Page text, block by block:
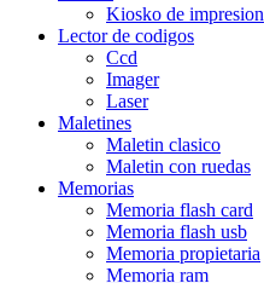
Kiosko de impresion
Lector de codigos
Ccd
Imager
Laser
Maletines
Maletin clasico
Maletin con ruedas
Memorias
Memoria flash card
Memoria flash usb
Memoria propietaria
Memoria ram